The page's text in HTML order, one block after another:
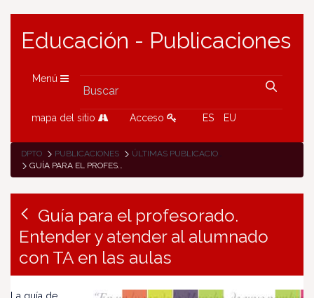
Educación - Publicaciones
Menú
mapa del sitio Acceso ES EU
DPTO PUBLICACIONES
ÚLTIMAS PUBLICACIONES
GUÍA PARA EL PROFESORADO. ENTENDER Y ATENDER AL ALUMNADO CON TA EN LAS AULAS
Guía para el profesorado.
Entender y atender al alumnado
con TA en las aulas